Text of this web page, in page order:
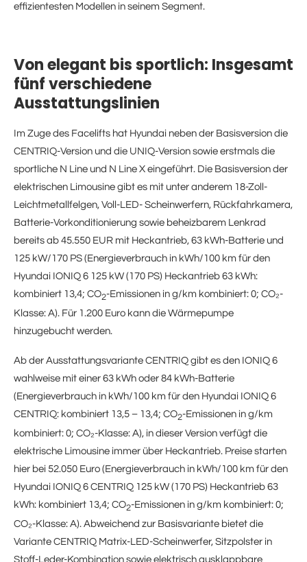
effizientesten Modellen in seinem Segment.
Von elegant bis sportlich: Insgesamt
fünf verschiedene
Ausstattungslinien
Im Zuge des Facelifts hat Hyundai neben der Basisversion die
CENTRIQ-Version und die UNIQ-Version sowie erstmals die
sportliche N Line und N Line X eingeführt. Die Basisversion der
elektrischen Limousine gibt es mit unter anderem 18-Zoll-
Leichtmetallfelgen, Voll-LED- Scheinwerfern, Rückfahrkamera,
Batterie-Vorkonditionierung sowie beheizbarem Lenkrad
bereits ab 45.550 EUR mit Heckantrieb, 63 kWh-Batterie und
125 kW/170 PS (Energieverbrauch in kWh/100 km für den
Hyundai IONIQ 6 125 kW (170 PS) Heckantrieb 63 kWh:
kombiniert 13,4; CO2-Emissionen in g/km kombiniert: 0; CO₂-
Klasse: A). Für 1.200 Euro kann die Wärmepumpe
hinzugebucht werden.
Ab der Ausstattungsvariante CENTRIQ gibt es den IONIQ 6
wahlweise mit einer 63 kWh oder 84 kWh-Batterie
(Energieverbrauch in kWh/100 km für den Hyundai IONIQ 6
CENTRIQ: kombiniert 13,5 – 13,4; CO2-Emissionen in g/km
kombiniert: 0; CO₂-Klasse: A), in dieser Version verfügt die
elektrische Limousine immer über Heckantrieb. Preise starten
hier bei 52.050 Euro (Energieverbrauch in kWh/100 km für den
Hyundai IONIQ 6 CENTRIQ 125 kW (170 PS) Heckantrieb 63
kWh: kombiniert 13,4; CO2-Emissionen in g/km kombiniert: 0;
CO₂-Klasse: A). Abweichend zur Basisvariante bietet die
Variante CENTRIQ Matrix-LED-Scheinwerfer, Sitzpolster in
Stoff-Leder-Kombination sowie elektrisch ausklappbare